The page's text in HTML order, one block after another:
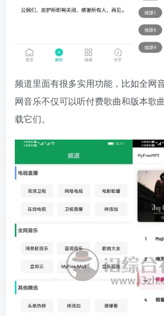
频道里面有很多实用功能，比如全网
网音乐不仅可以听付费歌曲和版本歌
载它们。